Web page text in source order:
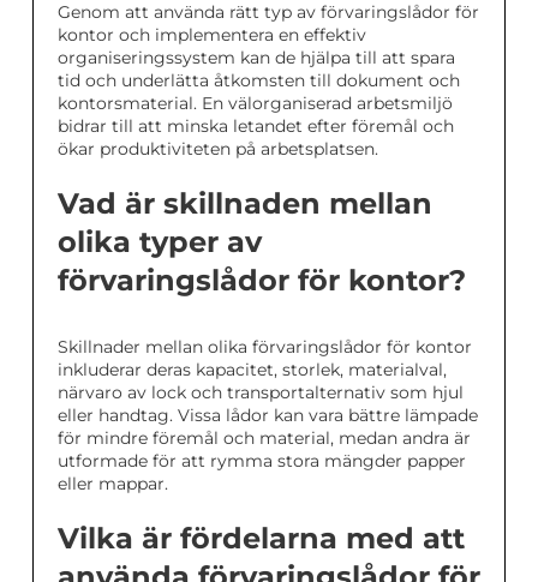
Genom att använda rätt typ av förvaringslådor för
kontor och implementera en effektiv
organiseringssystem kan de hjälpa till att spara
tid och underlätta åtkomsten till dokument och
kontorsmaterial. En välorganiserad arbetsmiljö
bidrar till att minska letandet efter föremål och
ökar produktiviteten på arbetsplatsen.
Vad är skillnaden mellan
olika typer av
förvaringslådor för kontor?
Skillnader mellan olika förvaringslådor för kontor
inkluderar deras kapacitet, storlek, materialval,
närvaro av lock och transportalternativ som hjul
eller handtag. Vissa lådor kan vara bättre lämpade
för mindre föremål och material, medan andra är
utformade för att rymma stora mängder papper
eller mappar.
Vilka är fördelarna med att